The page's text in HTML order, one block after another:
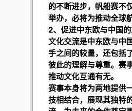
的不断进步，帆船赛不
举办，必将为推动全球
2、促进中东欧与中国
文化交流是中东欧与中
手之间的较量，还包括
彼此的理解与尊重。赛
推动文化互通有无。
赛事本身将为两地提供
技相结合，展现其独特